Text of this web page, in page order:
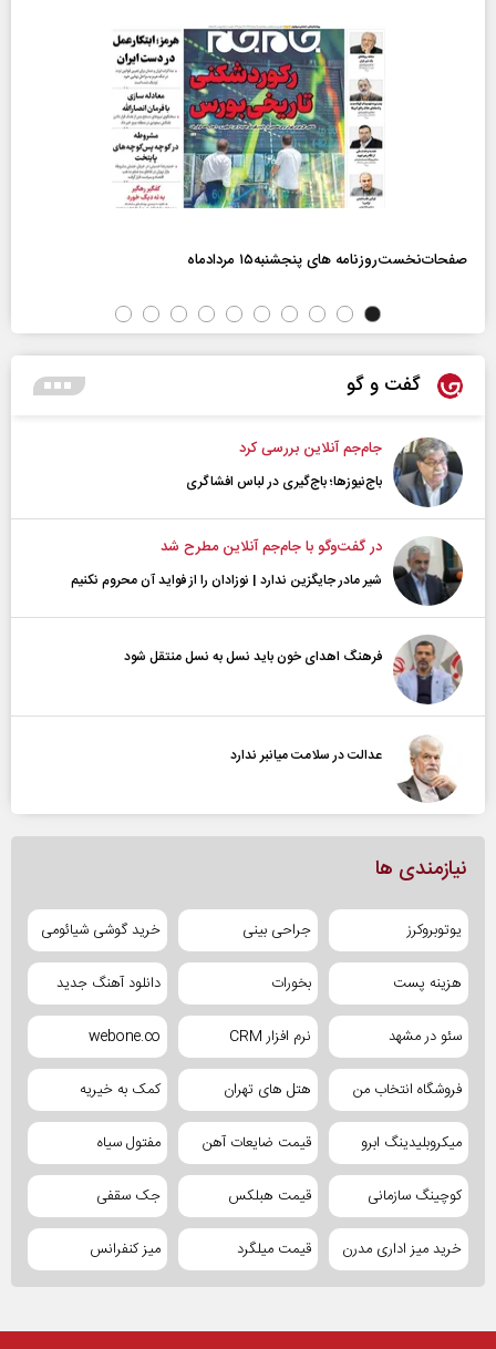
صفحات‌نخست‌روزنامه ها‌ی پنجشنبه‌۱۵ مردادماه
گفت و گو
جام‌جم آنلاین بررسی کرد
باج‌نیوزها؛ باج‌گیری در لباس افشاگری
در گفت‌و‌گو با جام‌جم آنلاین مطرح شد
شیر مادر جایگزین ندارد | نوزادان را از فواید آن محروم نکنیم
فرهنگ اهدای خون باید نسل به نسل منتقل شود
عدالت در سلامت میانبر ندارد
نیازمندی ها
یوتوبروکرز جراحی بینی خرید گوشی شیائومی
هزینه پست بخورات دانلود آهنگ جدید
سئو در مشهد نرم افزار CRM webone.co
فروشگاه انتخاب من هتل های تهران کمک به خیریه
میکروبلیدینگ ابرو قیمت ضایعات آهن مفتول سیاه
کوچینگ سازمانی قیمت هبلکس جک سقفی
خرید میز اداری مدرن قیمت میلگرد میز کنفرانس